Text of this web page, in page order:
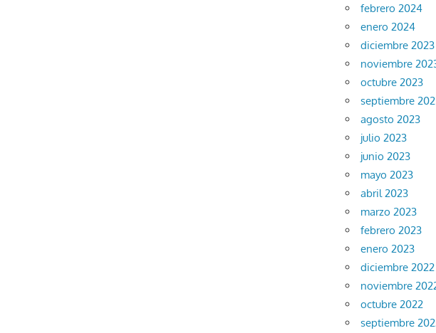
febrero 2024
enero 2024
diciembre 2023
noviembre
octubre 2023
septiembre
agosto 2023
julio 2023
junio 2023
mayo 2023
abril 2023
marzo 2023
febrero 2023
enero 2023
diciembre 2022
noviembre
octubre 2022
septiembre